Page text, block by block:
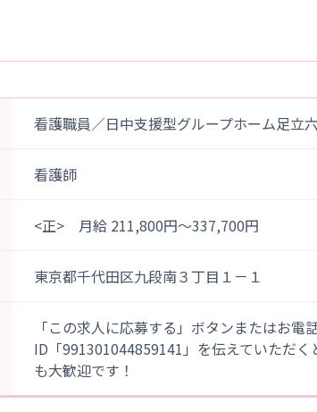
看護職員／日中支援型グループホーム足立
看護師
<正> 月給 211,800円～337,700円
東京都千代田区九段南３丁目１－１
「この求人に応募する」ボタンまたはお
ID「991301044859141」を伝えていただ
も大歓迎です！